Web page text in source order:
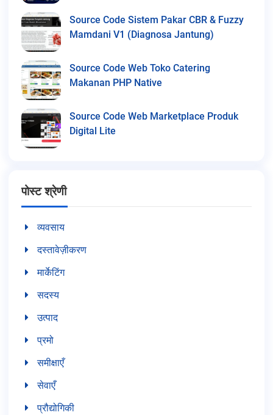
Source Code Sistem Pakar CBR & Fuzzy
Mamdani V1 (Diagnosa Jantung)
Source Code Web Toko Catering
Makanan PHP Native
Source Code Web Marketplace Produk
Digital Lite
पोस्ट श्रेणी
व्यवसाय
दस्तावेज़ीकरण
मार्केटिंग
सदस्य
उत्पाद
प्रमो
समीक्षाएँ
सेवाएँ
प्रौद्योगिकी